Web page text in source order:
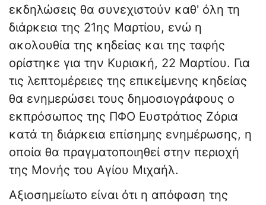
εκδηλώσεις θα συνεχιστούν καθ' όλη τη
διάρκεια της 21ης Μαρτίου, ενώ η
ακολουθία της κηδείας και της ταφής
ορίστηκε για την Κυριακή, 22 Μαρτίου. Για
τις λεπτομέρειες της επικείμενης κηδείας
θα ενημερώσει τους δημοσιογράφους ο
εκπρόσωπος της ΠΦΟ Ευστράτιος Ζόρια
κατά τη διάρκεια επίσημης ενημέρωσης, η
οποία θα πραγματοποιηθεί στην περιοχή
της Μονής του Αγίου Μιχαήλ.
Αξιοσημείωτο είναι ότι η απόφαση της